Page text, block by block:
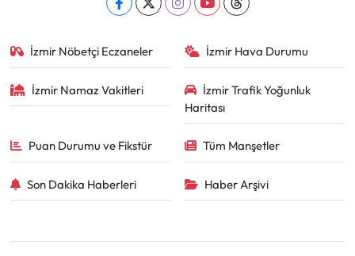
İzmir Nöbetçi Eczaneler İzmir Hava Durumu
İzmir Namaz Vakitleri
İzmir Trafik Yoğunluk
Haritası
Puan Durumu ve Fikstür Tüm Manşetler
Son Dakika Haberleri Haber Arşivi